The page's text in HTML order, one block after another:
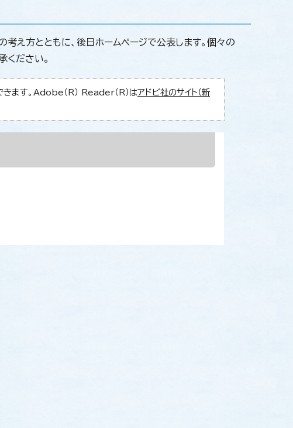
え方とともに、後日ホームページで公表します。個々の
ください。
ます。Adobe（R） Reader（R）はアドビ社のサイト（新